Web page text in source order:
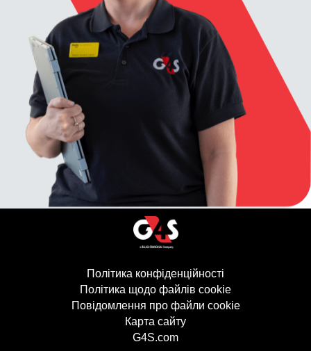
Політика конфіденційності
Політика щодо файлів cookie
Повідомлення про файли cookie
Карта сайту
G4S.com